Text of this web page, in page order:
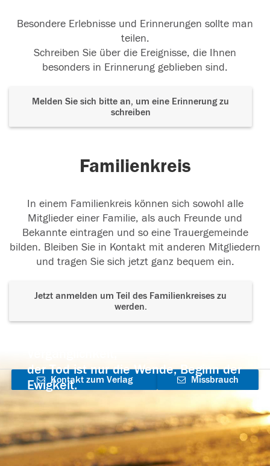
Besondere Erlebnisse und Erinnerungen sollte man
teilen.
Schreiben Sie über die Ereignisse, die Ihnen
besonders in Erinnerung geblieben sind.
Melden Sie sich bitte an, um eine Erinnerung zu
schreiben
Familienkreis
In einem Familienkreis können sich sowohl alle
Mitglieder einer Familie, als auch Freunde und
Bekannte eintragen und so eine Trauergemeinde
bilden. Bleiben Sie in Kontakt mit anderen Mitgliedern
und tragen Sie sich jetzt ganz bequem ein.
Jetzt anmelden um Teil des Familienkreises zu
werden.
der Tod ist nur die Wende, Beginn der
Ewigkeit.
Kontakt zum Verlag
aufnehmen
Missbrauch